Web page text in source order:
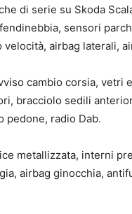
di serie su Skoda
sensori
airbag laterali,
cambio corsia, vetri
bracciolo sedili
pedone, radio Dab.
metallizzata, interni
airbag ginocchia,